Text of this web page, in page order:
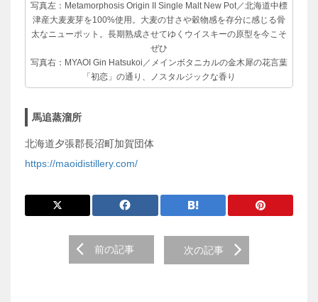
写真左：Metamorphosis Origin II Single Malt New Pot／北海道中標
津産大麦麦芽を100%使用。大麦の甘さや穀物感を存分に感じる骨
太なニューポット。長期熟成させてゆくウイスキーの原型を今こそ
ぜひ
写真右：MYAOI Gin Hatsukoi／メインボタニカルの金木犀の花言葉
「初恋」の通り、ノスタルジックな香り
馬追蒸溜所
北海道夕張郡長沼町加賀団体
https://maoidistillery.com/
前の記事 次の記事